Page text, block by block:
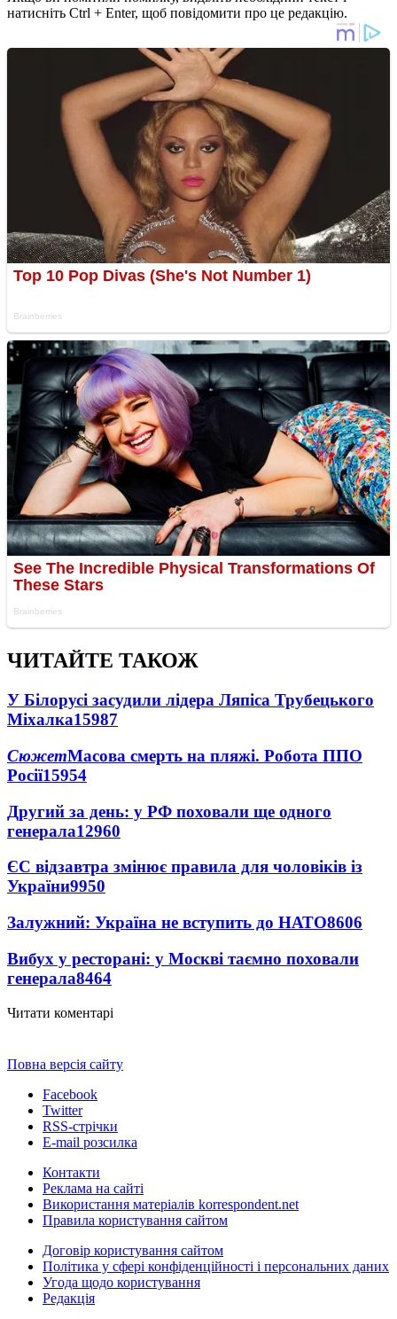
натисніть Ctrl + Enter, щоб повідомити про це редакцію.
ЧИТАЙТЕ ТАКОЖ
У Білорусі засудили лідера Ляпіса Трубецького
Міхалка15987
СюжетМасова смерть на пляжі. Робота ППО
Росії15954
Другий за день: у РФ поховали ще одного
генерала12960
ЄС відзавтра змінює правила для чоловіків із
України9950
Залужний: Україна не вступить до НАТО8606
Вибух у ресторані: у Москві таємно поховали
генерала8464
Читати коментарі
Повна версія сайту
Facebook
Twitter
RSS-стрічки
E-mail розсилка
Контакти
Реклама на сайті
Використання матеріалів korrespondent.net
Правила користування сайтом
Договір користування сайтом
Політика у сфері конфіденційності і персональних даних
Угода щодо користування
Редакція